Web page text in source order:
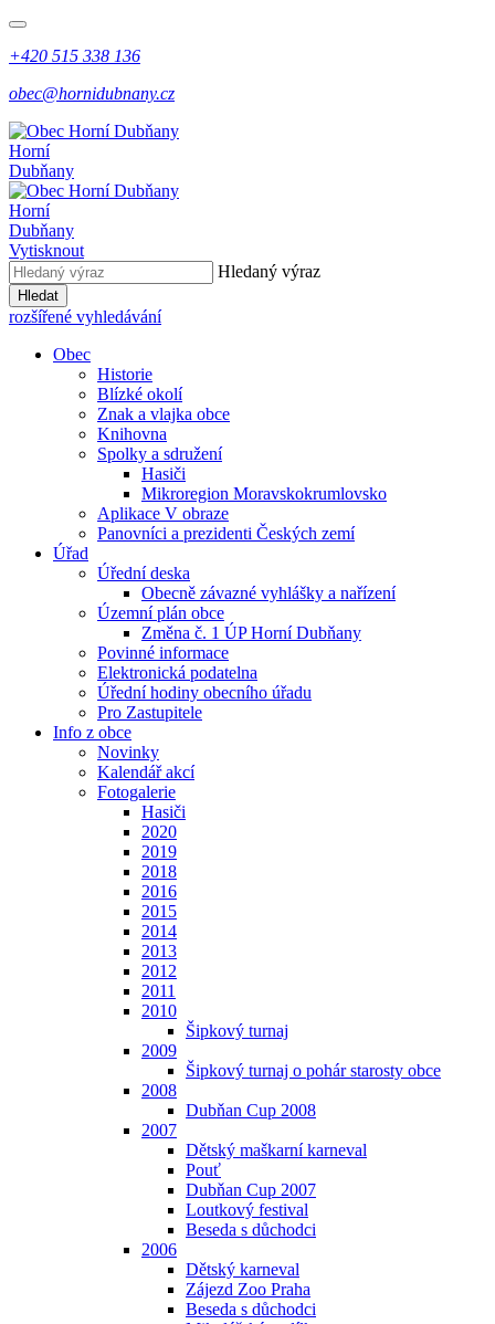
+420 515 338 136
obec@hornidubnany.cz
Horní
Dubňany
Horní
Dubňany
Vytisknout
Hledaný výraz
Hledat
rozšířené vyhledávání
Obec
Historie
Blízké okolí
Znak a vlajka obce
Knihovna
Spolky a sdružení
Hasiči
Mikroregion Moravskokrumlovsko
Aplikace V obraze
Panovníci a prezidenti Českých zemí
Úřad
Úřední deska
Obecně závazné vyhlášky a nařízení
Územní plán obce
Změna č. 1 ÚP Horní Dubňany
Povinné informace
Elektronická podatelna
Úřední hodiny obecního úřadu
Pro Zastupitele
Info z obce
Novinky
Kalendář akcí
Fotogalerie
Hasiči
2020
2019
2018
2016
2015
2014
2013
2012
2011
2010
Šipkový turnaj
2009
Šipkový turnaj o pohár starosty obce
2008
Dubňan Cup 2008
2007
Dětský maškarní karneval
Pouť
Dubňan Cup 2007
Loutkový festival
Beseda s důchodci
2006
Dětský karneval
Zájezd Zoo Praha
Beseda s důchodci